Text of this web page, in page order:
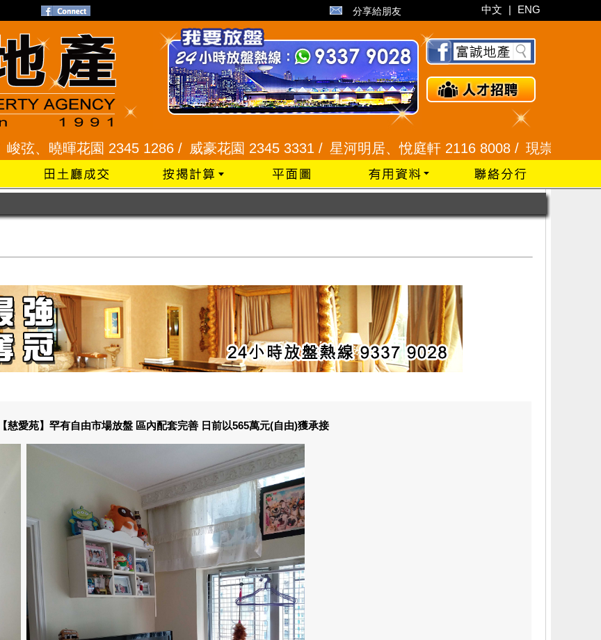
分享給朋友 中文 | ENG
園 2345 1286 / 威豪花園 2345 3331 / 星河明居、悅庭軒 2116 8008 / 現崇山、譽港灣 2345
慈愛苑】罕有自由市場放盤 區內配套完善 日前以565萬元(自由)獲承接